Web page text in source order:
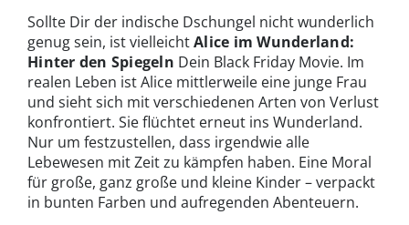
Sollte Dir der indische Dschungel nicht wunderlich
genug sein, ist vielleichtAlice im Wunderland:
Hinter den Spiegeln Dein Black Friday Movie. Im
realen Leben ist Alice mittlerweile eine junge Frau
und sieht sich mit verschiedenen Arten von Verlust
konfrontiert. Sie flüchtet erneut ins Wunderland.
Nur um festzustellen, dass irgendwie alle
Lebewesen mit Zeit zu kämpfen haben. Eine Moral
für große, ganz große und kleine Kinder – verpackt
in bunten Farben und aufregenden Abenteuern.